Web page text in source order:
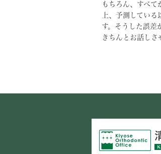
もちろん、すべ
上、予測してい
す。そうした誤差
きちんとお話しさ